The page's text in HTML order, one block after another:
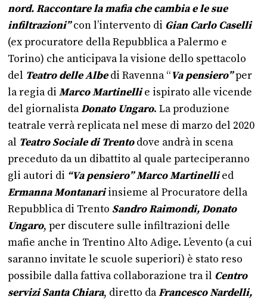
nord. Raccontare la mafia che cambia e le sue
infiltrazioni”con l’intervento di Gian Carlo Caselli
(ex procuratore della Repubblica a Palermo e
Torino) che anticipava la visione dello spettacolo
del Teatro delle Albedi Ravenna “Va pensiero”per
la regia di Marco Martinellie ispirato alle vicende
del giornalistaDonato Ungaro. La produzione
teatrale verrà replicata nel mese di marzo del 2020
al Teatro Sociale di Trentodove andrà in scena
preceduto da un dibattito al quale parteciperanno
gli autori di “Va pensiero” Marco Martinellied
Ermanna Montanariinsieme al Procuratore della
Repubblica di Trento Sandro Raimondi,Donato
Ungaro, per discutere sulle infiltrazioni delle
mafie anche in Trentino Alto Adige. L’evento (a cui
saranno invitate le scuole superiori) è stato reso
possibile dalla fattiva collaborazione tra il Centro
servizi Santa Chiara, diretto daFrancesco Nardelli,